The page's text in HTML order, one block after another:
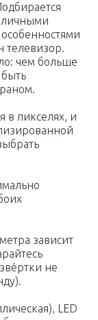
личными
телевизор.
чем больше
в пикселях, и
зависит
не
LED